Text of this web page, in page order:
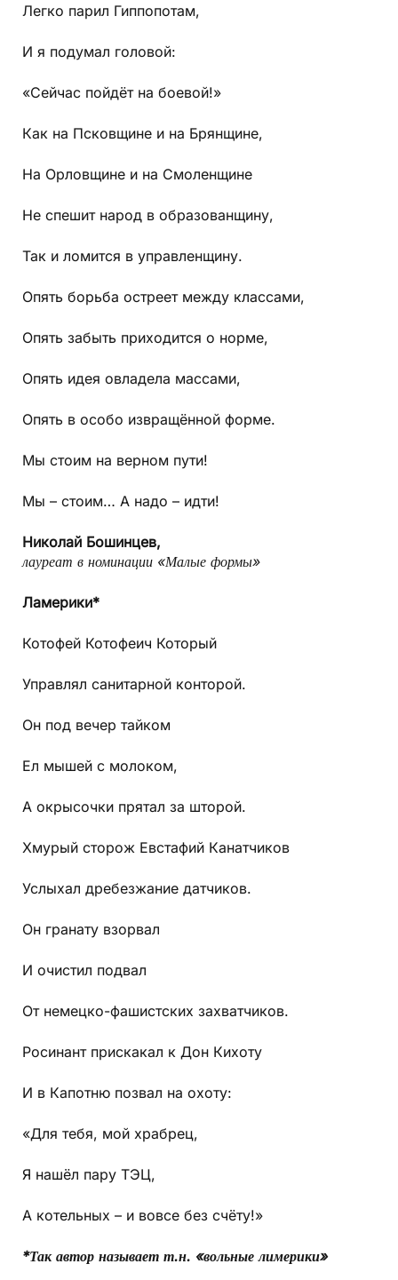
Легко парил Гиппопотам,
И я подумал головой:
«Сейчас пойдёт на боевой!»
Как на Псковщине и на Брянщине,
На Орловщине и на Смоленщине
Не спешит народ в образованщину,
Так и ломится в управленщину.
Опять борьба остреет между классами,
Опять забыть приходится о норме,
Опять идея овладела массами,
Опять в особо извращённой форме.
Мы стоим на верном пути!
Мы – стоим… А надо – идти!
Николай Бошинцев,
лауреат в номинации «Малые формы»
Ламерики*
Котофей Котофеич Который
Управлял санитарной конторой.
Он под вечер тайком
Ел мышей с молоком,
А окрысочки прятал за шторой.
Хмурый сторож Евстафий Канатчиков
Услыхал дребезжание датчиков.
Он гранату взорвал
И очистил подвал
От немецко-фашистских захватчиков.
Росинант прискакал к Дон Кихоту
И в Капотню позвал на охоту:
«Для тебя, мой храбрец,
Я нашёл пару ТЭЦ,
А котельных – и вовсе без счёту!»
*Так автор называет т.н. «вольные лимерики»